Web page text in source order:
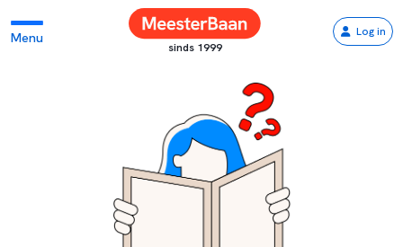
Menu
sinds 1999
Log in